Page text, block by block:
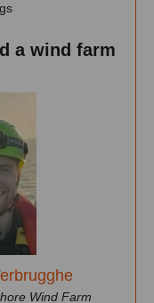
a wind farm
Wind Farm